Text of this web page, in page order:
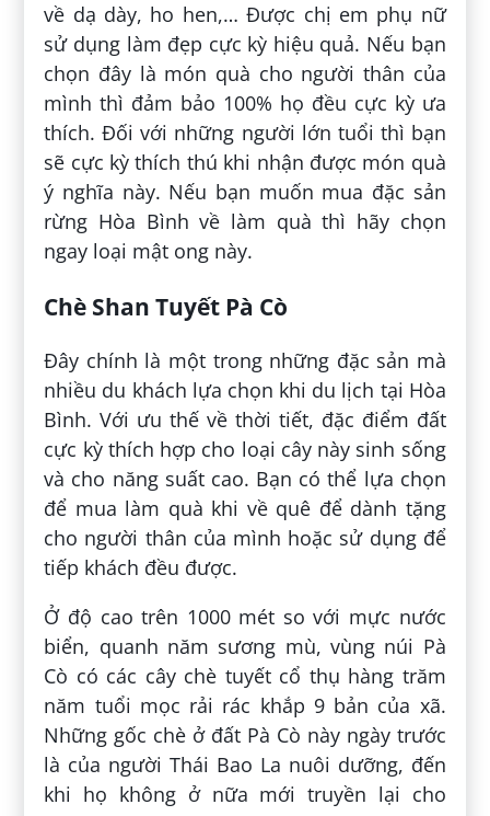
về dạ dày, ho hen,… Được chị em phụ nữ
sử dụng làm đẹp cực kỳ hiệu quả. Nếu bạn
chọn đây là món quà cho người thân của
mình thì đảm bảo 100% họ đều cực kỳ ưa
thích. Đối với những người lớn tuổi thì bạn
sẽ cực kỳ thích thú khi nhận được món quà
ý nghĩa này. Nếu bạn muốn mua đặc sản
rừng Hòa Bình về làm quà thì hãy chọn
ngay loại mật ong này.
Chè Shan Tuyết Pà Cò
Đây chính là một trong những đặc sản mà
nhiều du khách lựa chọn khi du lịch tại Hòa
Bình. Với ưu thế về thời tiết, đặc điểm đất
cực kỳ thích hợp cho loại cây này sinh sống
và cho năng suất cao. Bạn có thể lựa chọn
để mua làm quà khi về quê để dành tặng
cho người thân của mình hoặc sử dụng để
tiếp khách đều được.
Ở độ cao trên 1000 mét so với mực nước
biển, quanh năm sương mù, vùng núi Pà
Cò có các cây chè tuyết cổ thụ hàng trăm
năm tuổi mọc rải rác khắp 9 bản của xã.
Những gốc chè ở đất Pà Cò này ngày trước
là của người Thái Bao La nuôi dưỡng, đến
khi họ không ở nữa mới truyền lại cho